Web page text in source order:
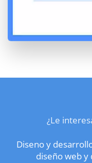
¿Le
Diseno y
diseño web y